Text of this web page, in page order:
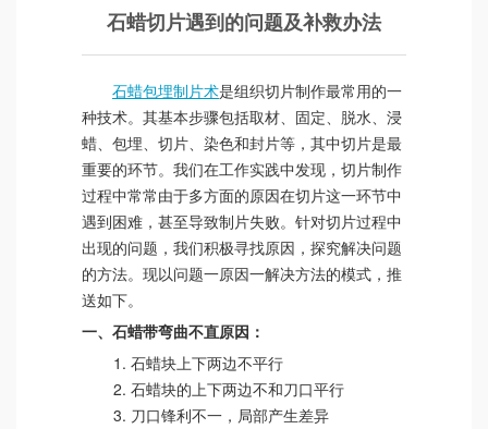
石蜡切片遇到的问题及补救办法
石蜡包埋制片术是组织切片制作最常用的一
种技术。其基本步骤包括取材、固定、脱水、浸
蜡、包埋、切片、染色和封片等，其中切片是最
重要的环节。我们在工作实践中发现，切片制作
过程中常常由于多方面的原因在切片这一环节中
遇到困难，甚至导致制片失败。针对切片过程中
出现的问题，我们积极寻找原因，探究解决问题
的方法。现以问题一原因一解决方法的模式，推
送如下。
一、石蜡带弯曲不直原因：
石蜡块上下两边不平行
石蜡块的上下两边不和刀口平行
刀口锋利不一，局部产生差异